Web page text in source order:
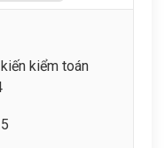
kiểm toán